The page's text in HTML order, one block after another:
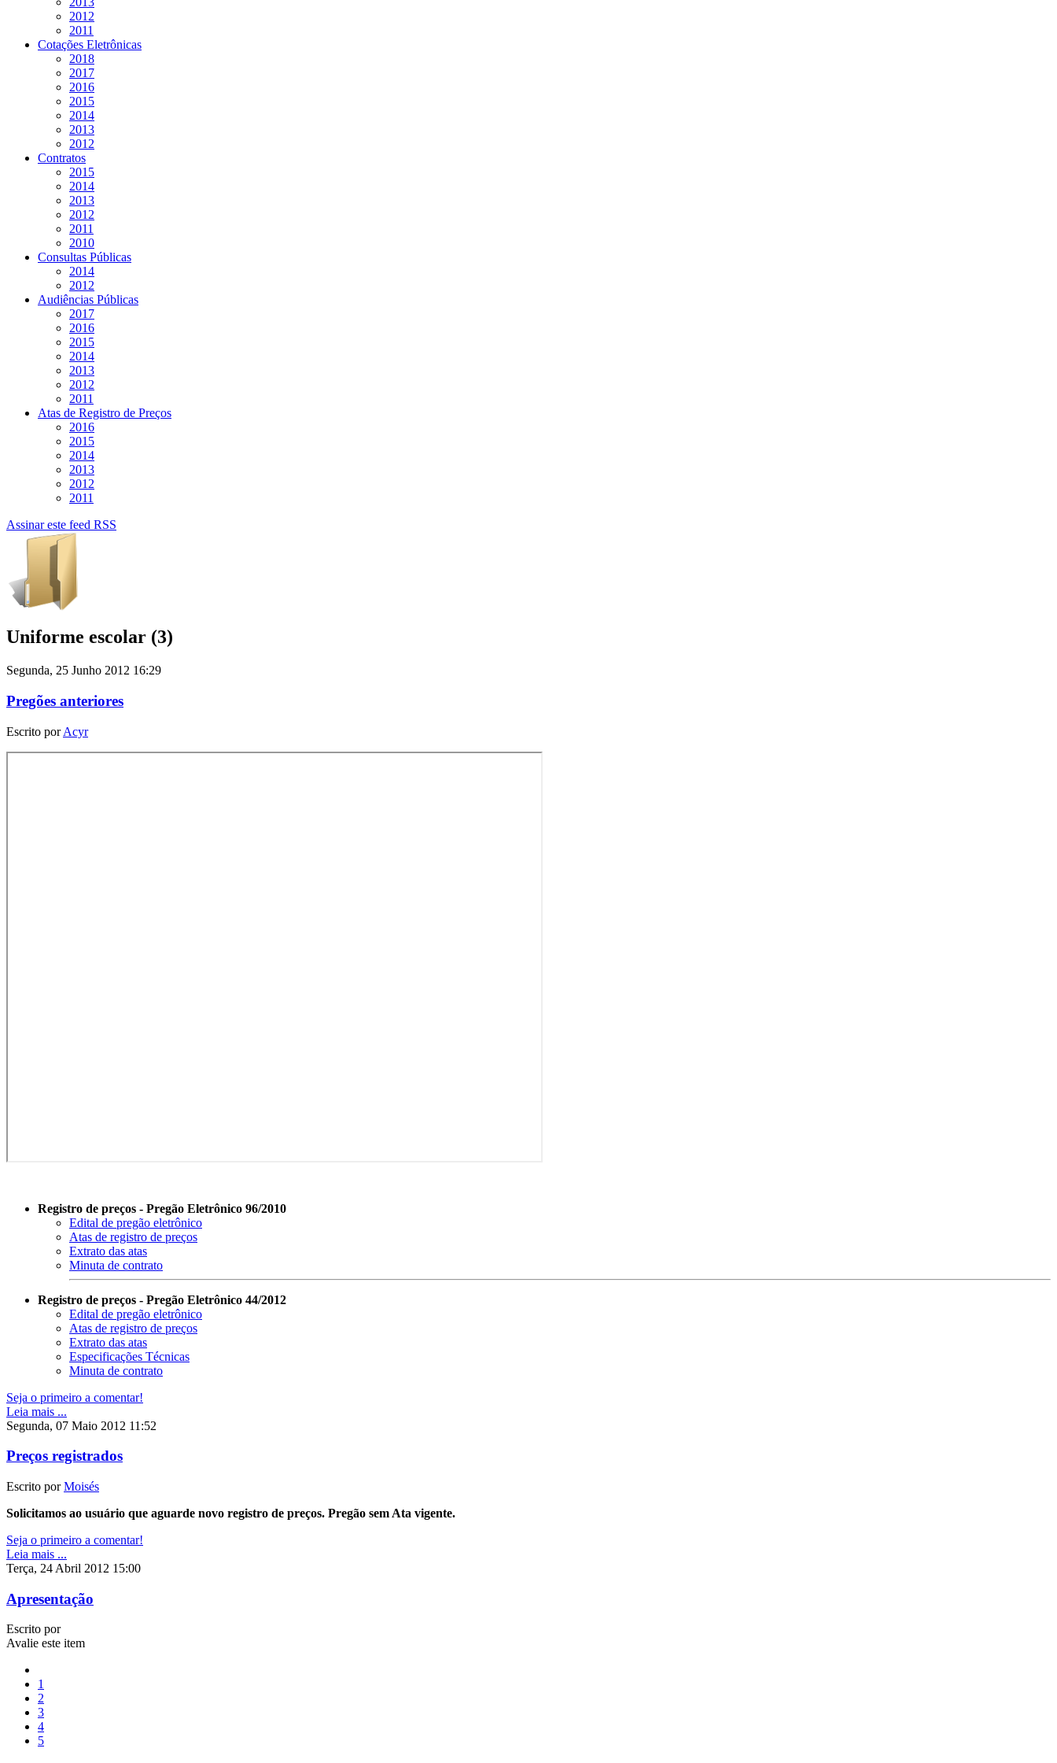
2012
2011
Cotações Eletrônicas
2018
2017
2016
2015
2014
2013
2012
Contratos
2015
2014
2013
2012
2011
2010
Consultas Públicas
2014
2012
Audiências Públicas
2017
2016
2015
2014
2013
2012
2011
Atas de Registro de Preços
2016
2015
2014
2013
2012
2011
Assinar este feed RSS
Uniforme escolar (3)
Segunda, 25 Junho 2012 16:29
Pregões anteriores
Escrito porAcyr
Registro de preços - Pregão Eletrônico 96/2010
Edital de pregão eletrônico
Atas de registro de preços
Extrato das atas
Minuta de contrato
Registro de preços - Pregão Eletrônico 44/2012
Edital de pregão eletrônico
Atas de registro de preços
Extrato das atas
Especificações Técnicas
Minuta de contrato
Seja o primeiro a comentar!
Leia mais ...
Segunda, 07 Maio 2012 11:52
Preços registrados
Escrito porMoisés
Solicitamos ao usuário que aguarde novo registro de preços. Pregão sem Ata vigente.
Seja o primeiro a comentar!
Leia mais ...
Terça, 24 Abril 2012 15:00
Apresentação
Escrito por
Avalie este item
1
2
3
4
5